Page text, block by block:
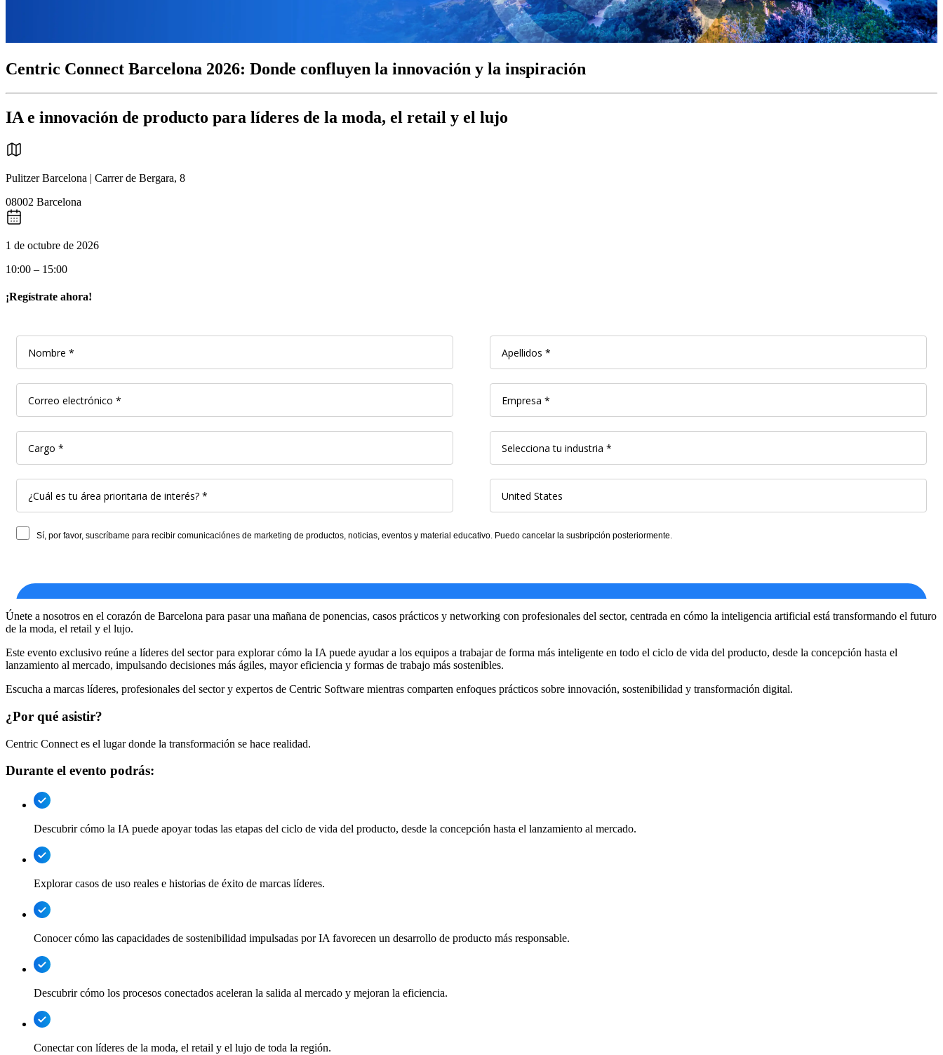
Centric Connect Barcelona 2026: Donde confluyen la innovación y la inspiración
IA e innovación de producto para líderes de la moda, el retail y el lujo
Pulitzer Barcelona | Carrer de Bergara, 8
08002 Barcelona
1 de octubre de 2026
10:00 – 15:00
¡Regístrate ahora!
Únete a nosotros en el corazón de Barcelona para pasar una mañana de ponencias, casos prácticos y networking con profesionales del sector, centrada en cómo la inteligencia artificial está transformando el futuro
de la moda, el retail y el lujo.
Este evento exclusivo reúne a líderes del sector para explorar cómo la IA puede ayudar a los equipos a trabajar de forma más inteligente en todo el ciclo de vida del producto, desde la concepción hasta el
lanzamiento al mercado, impulsando decisiones más ágiles, mayor eficiencia y formas de trabajo más sostenibles.
Escucha a marcas líderes, profesionales del sector y expertos de Centric Software mientras comparten enfoques prácticos sobre innovación, sostenibilidad y transformación digital.
¿Por qué asistir?
Centric Connect es el lugar donde la transformación se hace realidad.
Durante el evento podrás:
Descubrir cómo la IA puede apoyar todas las etapas del ciclo de vida del producto, desde la concepción hasta el lanzamiento al mercado.
Explorar casos de uso reales e historias de éxito de marcas líderes.
Conocer cómo las capacidades de sostenibilidad impulsadas por IA favorecen un desarrollo de producto más responsable.
Descubrir cómo los procesos conectados aceleran la salida al mercado y mejoran la eficiencia.
Conectar con líderes de la moda, el retail y el lujo de toda la región.